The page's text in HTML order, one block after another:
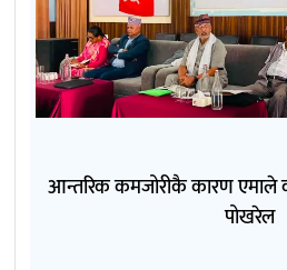
आन्तरिक कमजोरीकै कारण एमाले
पोखरेल